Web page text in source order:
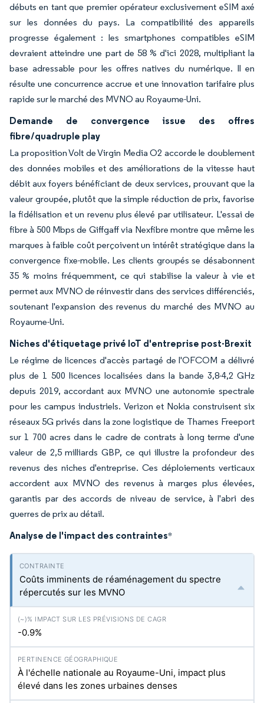
débuts en tant que premier opérateur exclusivement eSIM axé
sur les données du pays. La compatibilité des appareils
progresse également : les smartphones compatibles eSIM
devraient atteindre une part de 58 % d'ici 2028, multipliant la
base adressable pour les offres natives du numérique. Il en
résulte une concurrence accrue et une innovation tarifaire plus
rapide sur le marché des MVNO au Royaume-Uni.
Demande de convergence issue des offres
fibre/quadruple play
La proposition Volt de Virgin Media O2 accorde le doublement
des données mobiles et des améliorations de la vitesse haut
débit aux foyers bénéficiant de deux services, prouvant que la
valeur groupée, plutôt que la simple réduction de prix, favorise
la fidélisation et un revenu plus élevé par utilisateur. L'essai de
fibre à 500 Mbps de Giffgaff via Nexfibre montre que même les
marques à faible coût perçoivent un intérêt stratégique dans la
convergence fixe-mobile. Les clients groupés se désabonnent
35 % moins fréquemment, ce qui stabilise la valeur à vie et
permet aux MVNO de réinvestir dans des services différenciés,
soutenant l'expansion des revenus du marché des MVNO au
Royaume-Uni.
Niches d'étiquetage privé IoT d'entreprise post-Brexit
Le régime de licences d'accès partagé de l'OFCOM a délivré
plus de 1 500 licences localisées dans la bande 3,8-4,2 GHz
depuis 2019, accordant aux MVNO une autonomie spectrale
pour les campus industriels. Verizon et Nokia construisent six
réseaux 5G privés dans la zone logistique de Thames Freeport
sur 1 700 acres dans le cadre de contrats à long terme d'une
valeur de 2,5 milliards GBP, ce qui illustre la profondeur des
revenus des niches d'entreprise. Ces déploiements verticaux
accordent aux MVNO des revenus à marges plus élevées,
garantis par des accords de niveau de service, à l'abri des
guerres de prix au détail.
Analyse de l'impact des contraintes*
Coûts imminents de réaménagement du spectre
répercutés sur les MVNO
-0.9%
À l'échelle nationale au Royaume-Uni, impact plus
élevé dans les zones urbaines denses